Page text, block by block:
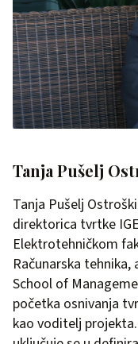
Tanja Pušelj
Tanja Pušelj
direktorica tvrtke
Elektrotehničkom
Računarska tehnika,
School of
početka osnivanja
kao voditelj